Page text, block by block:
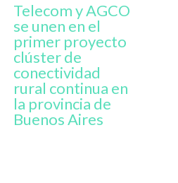
Telecom y AGCO
se unen en el
primer proyecto
clúster de
conectividad
rural continua en
la provincia de
Buenos Aires